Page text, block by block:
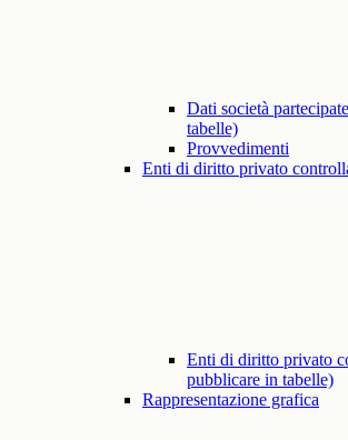
Dati società
tabelle)
Provvedimenti
Enti di diritto privato
Enti di diritto privato
pubblicare in tabelle)
Rappresentazione grafica